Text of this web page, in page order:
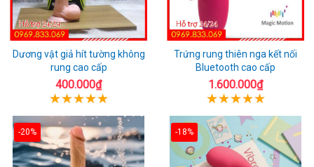
Dương vật giả hít tường không
rung cao cấp
400.000₫
Trứng rung thiên nga kết nối
Bluetooth cao cấp
1.600.000₫
-20% -18%